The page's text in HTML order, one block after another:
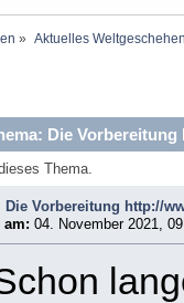
» Aktuelles
Die
Thema.
Die Vorbereitung http://
am: 04. November 2021,